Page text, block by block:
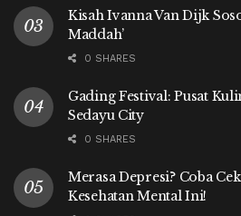
Kisah Ivanna Van Dijk
Maddah’
0 SHARES
Gading Festival: Pusat
Sedayu City
0 SHARES
Merasa Depresi? Coba
Kesehatan Mental Ini!